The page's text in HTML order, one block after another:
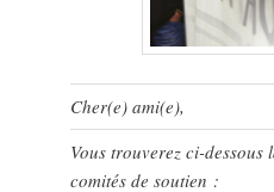
Cher(e) ami(e),
Vous trouverez ci-
comités de soutien :